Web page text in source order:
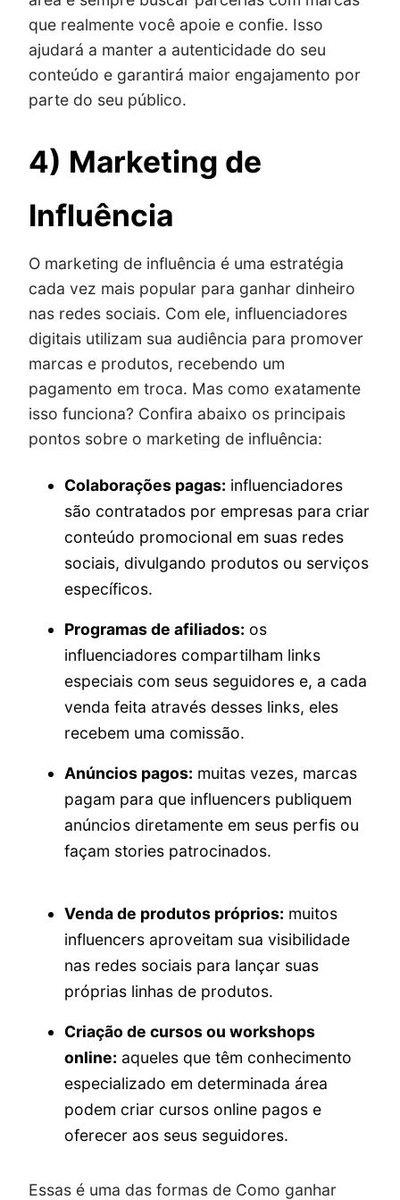
que realmente você apoie e confie. Isso
ajudará a manter a autenticidade do seu
conteúdo e garantirá maior engajamento por
parte do seu público.
4) Marketing de
Influência
O marketing de influência é uma estratégia
cada vez mais popular para ganhar dinheiro
nas redes sociais. Com ele, influenciadores
digitais utilizam sua audiência para promover
marcas e produtos, recebendo um
pagamento em troca. Mas como exatamente
isso funciona? Confira abaixo os principais
pontos sobre o marketing de influência:
Colaborações pagas: influenciadores
são contratados por empresas para criar
conteúdo promocional em suas redes
sociais, divulgando produtos ou serviços
específicos.
Programas de afiliados: os
influenciadores compartilham links
especiais com seus seguidores e, a cada
venda feita através desses links, eles
recebem uma comissão.
Anúncios pagos: muitas vezes, marcas
pagam para que influencers publiquem
anúncios diretamente em seus perfis ou
façam stories patrocinados.
Venda de produtos próprios: muitos
influencers aproveitam sua visibilidade
nas redes sociais para lançar suas
próprias linhas de produtos.
Criação de cursos ou workshops
online: aqueles que têm conhecimento
especializado em determinada área
podem criar cursos online pagos e
oferecer aos seus seguidores.
Essas é uma das formas de Como ganhar